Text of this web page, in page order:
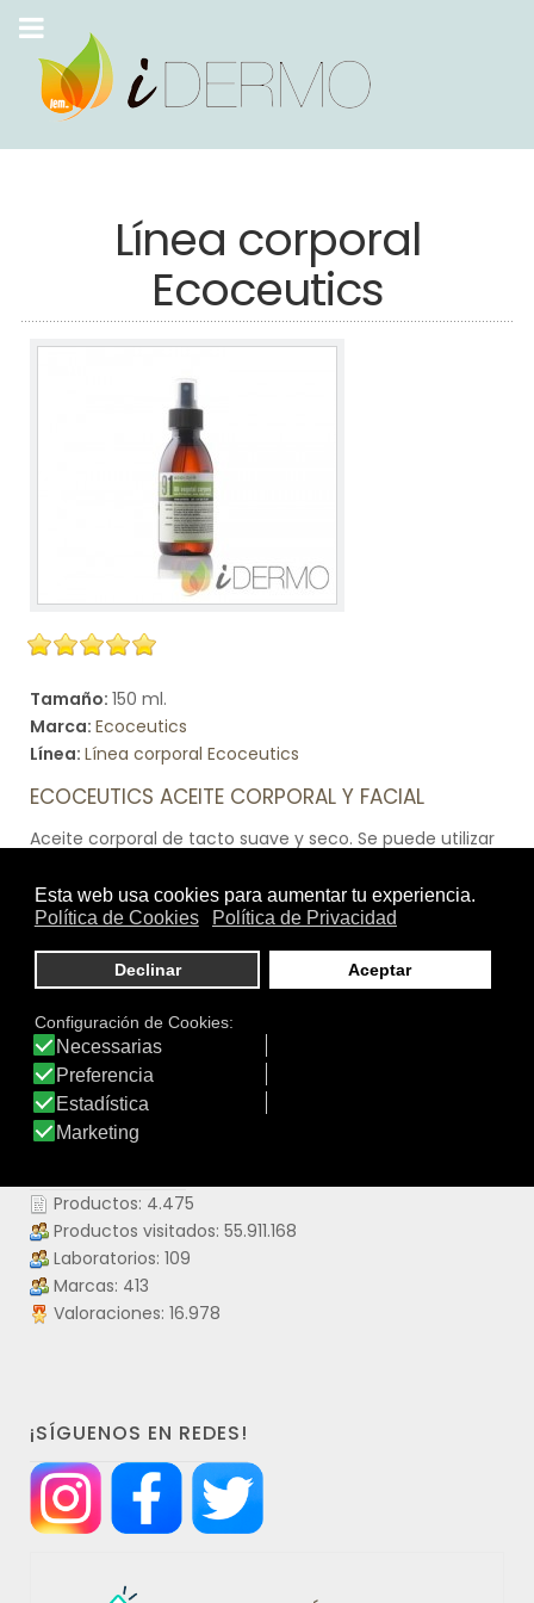
Línea corporal
Ecoceutics
Tamaño: 150 ml.
Marca: Ecoceutics
Línea: Línea corporal Ecoceutics
ECOCEUTICS ACEITE CORPORAL Y FACIAL
Aceite corporal de tacto suave y seco. Se puede utilizar
de almendras, aceite de argán, de jojoba y vitamina E.
Estos aceites tienen propiedades emolientes, nutrientes
e hidratantes para la piel, dándole un toque suave y
agradable.
Ver producto
Productos: 4.475
Productos visitados: 55.911.168
Laboratorios: 109
Marcas: 413
Valoraciones: 16.978
¡SÍGUENOS EN REDES!